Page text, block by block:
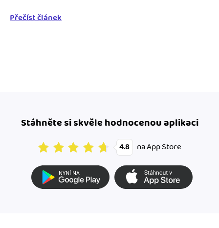
Přečíst článek
Stáhněte si skvěle hodnocenou aplikaci
4.8 na App Store